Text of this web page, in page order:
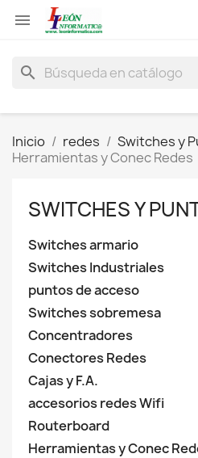

search
Inicio redes
Switches y
Herramientas y Conec Redes
SWITCHES Y
Switches armario
Switches Industriales
puntos de acceso
Switches sobremesa
Concentradores
Conectores Redes
Cajas y F.A.
accesorios redes Wifi
Routerboard
Herramientas y Conec